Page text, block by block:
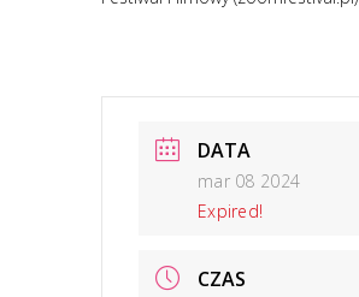
DATA
mar 08 2024
Expired!
CZAS